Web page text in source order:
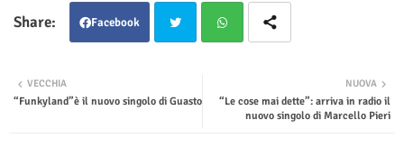
Facebook
ter tsap
NUOVA
“Le cose mai dette”: arriva in radio il
nuovo singolo di Marcello Pieri
VECCHIA
“Funkyland”è il nuovo singolo di Guasto